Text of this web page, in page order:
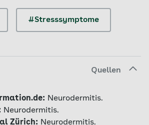
#Stresssymptome
Quellen
Neurodermitis.
Neurodermitis.
Zürich: Neurodermitis.